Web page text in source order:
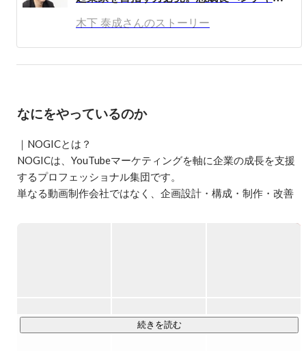
門マーケティング企業として生まれ変わりました。
弊社はYouTube専門マーケティング企業として、業界で右
に出るものはない専門家集団を目指します。
『ロジック無くして、成功なし。』
今後も弊社NOGICをよろしくお願い致します。
木下 泰成さんのストーリー
なにをやっているのか
｜NOGICとは？
NOGICは、YouTubeマーケティングを軸に企業の成長を支援
するプロフェッショナル集団です。
単なる動画制作会社ではなく、企画設計・構成・制作・改善
続きを読む